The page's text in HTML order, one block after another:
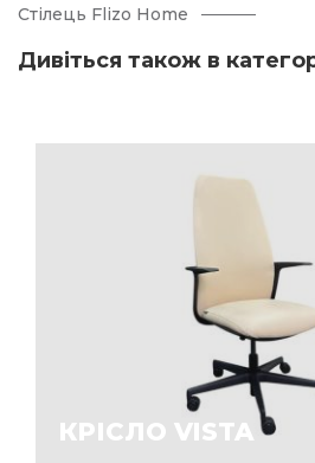
Стілець Flizo Home
Дивіться також в
КРІСЛО VISTA